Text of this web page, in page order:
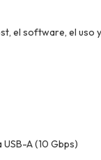
el software, el uso
A (10 Gbps)